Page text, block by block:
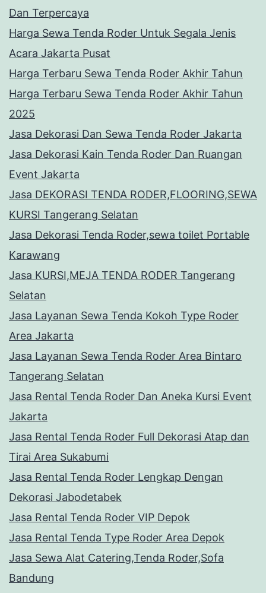
Dan Terpercaya
Harga Sewa Tenda Roder Untuk Segala Jenis
Acara Jakarta Pusat
Harga Terbaru Sewa Tenda Roder Akhir Tahun
Harga Terbaru Sewa Tenda Roder Akhir Tahun
2025
Jasa Dekorasi Dan Sewa Tenda Roder Jakarta
Jasa Dekorasi Kain Tenda Roder Dan Ruangan
Event Jakarta
Jasa DEKORASI TENDA RODER,FLOORING,SEWA
KURSI Tangerang Selatan
Jasa Dekorasi Tenda Roder,sewa toilet Portable
Karawang
Jasa KURSI,MEJA TENDA RODER Tangerang
Selatan
Jasa Layanan Sewa Tenda Kokoh Type Roder
Area Jakarta
Jasa Layanan Sewa Tenda Roder Area Bintaro
Tangerang Selatan
Jasa Rental Tenda Roder Dan Aneka Kursi Event
Jakarta
Jasa Rental Tenda Roder Full Dekorasi Atap dan
Tirai Area Sukabumi
Jasa Rental Tenda Roder Lengkap Dengan
Dekorasi Jabodetabek
Jasa Rental Tenda Roder VIP Depok
Jasa Rental Tenda Type Roder Area Depok
Jasa Sewa Alat Catering,Tenda Roder,Sofa
Bandung